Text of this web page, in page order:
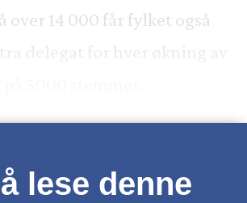
over 14 000 får fylket også
lese denne